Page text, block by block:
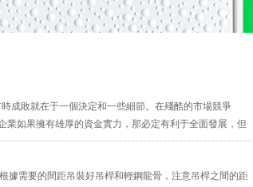
成敗就在于一個決定和一些細節。在殘酷的市場競爭
如果擁有雄厚的資金實力，那必定有利于全面發展，但
需要的間距吊裝好吊桿和輕鋼龍骨，注意吊桿之間的距